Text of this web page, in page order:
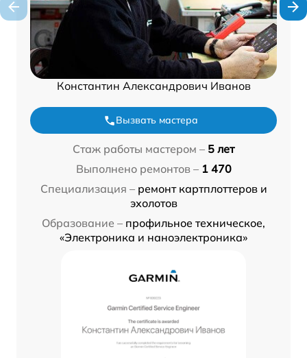
Константин Александрович Иванов
Вызвать мастера
Стаж работы мастером – 5 лет
Выполнено ремонтов – 1 470
Специализация – ремонт картплоттеров и
эхолотов
Образование – профильное техническое,
«Электроника и наноэлектроника»